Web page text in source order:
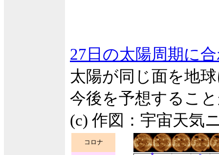
27日の太陽周期に
太陽が同じ面を地
今後を予想するこ
(c) 作図：宇宙天気
コロナ